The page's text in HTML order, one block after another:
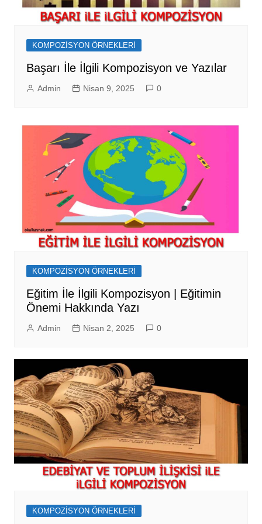
KOMPOZİSYON ÖRNEKLERİ
Başarı İle İlgili Kompozisyon ve Yazılar
Admin Nisan 9, 2025 0
KOMPOZİSYON ÖRNEKLERİ
Eğitim İle İlgili Kompozisyon | Eğitimin
Önemi Hakkında Yazı
Admin Nisan 2, 2025 0
KOMPOZİSYON ÖRNEKLERİ